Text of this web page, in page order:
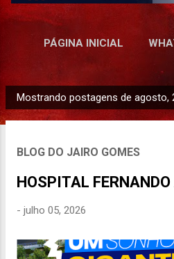
PÁGINA INICIAL
P
o
Mostrando postagens de agosto,
BLOG DO JAIRO GOMES
HOSPITAL
- julho 05, 2026